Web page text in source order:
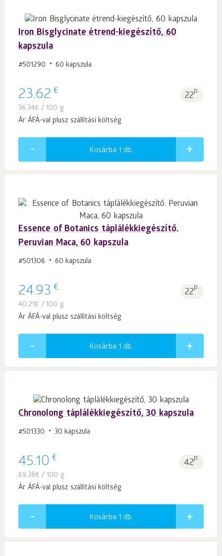
Iron Bisglycinate étrend-kiegészítő, 60
kapszula
#501290 60 kapszula
23.62 € 22p.
36.34€ / 100 g
Ár ÁFÁ-val plusz szállítási költség
Kosárba 1 db.
Essence of Botanics táplálékkiegészítő.
Peruvian Maca, 60 kapszula
#501306 60 kapszula
24.93 € 22p.
40.21€ / 100 g
Ár ÁFÁ-val plusz szállítási költség
Kosárba 1 db.
Chronolong táplálékkiegészítő, 30 kapszula
#501330 30 kapszula
45.10 € 42p.
69.38€ / 100 g
Ár ÁFÁ-val plusz szállítási költség
Kosárba 1 db.